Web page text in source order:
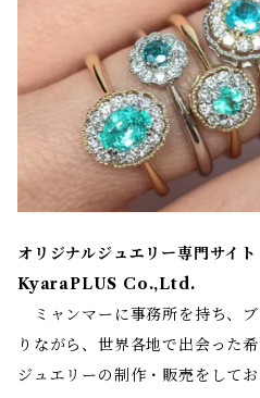
オリジナルジュエリー専門サイト
KyaraPLUS Co.,Ltd.
ミャンマーに事務所を持ち、
りながら、世界各地で出会った
ジュエリーの制作・販売をしてお